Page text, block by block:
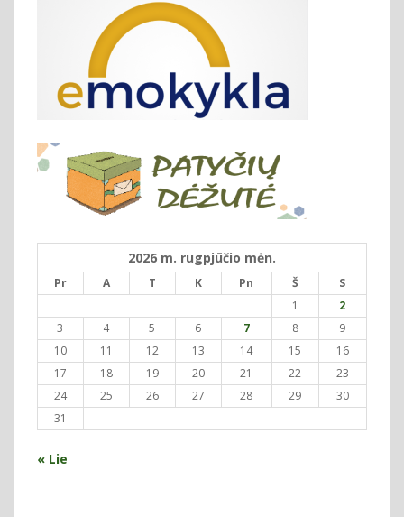
2026 m. rugpjūčio mėn.
Pr A T K Pn Š
S
1
2
3
4 5 6 7 8
9
10
11 12 13 14 15
16
17
18 19 20 21 22
23
24
25 26 27 28 29
30
31
« Lie